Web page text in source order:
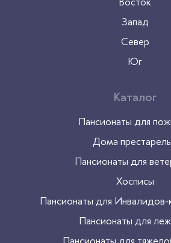
Запад
Север
Юг
Каталог
Пансионаты для
Дома
Пансионаты для
Хосписы
Пансионаты для Инвалидов-
Пансионаты для